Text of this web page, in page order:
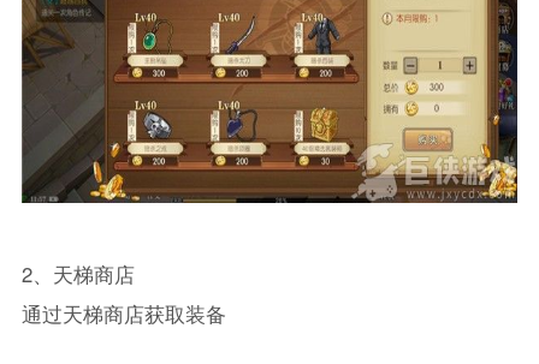
2、天梯商店
通过天梯商店获取装备